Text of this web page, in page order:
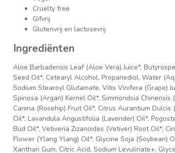
Cruelty free
Gifvrij
Glutenvrij en lactosevrij
Ingrediënten
Aloe Barbadensis Leaf (Aloe Vera) Juice*,
Seed Oil*, Cetearyl Alcohol, Propanediol, Water
Sodium Stearoyl Glutamate, Vitis Vinifera (Grape)
Spinosa (Argan) Kernel Oil*, Simmondsia Chinensis
Canina (Rosehip) Fruit Oil*, Citrus Aurantium
Oil*, Lavandula Angustifolia (Lavender) Oil*,
Bud Oil*, Vetiveria Zizanoides (Vetiver) Root Oil*,
Flower (Ylang Ylang) Oil*, Glycine Soja (Soybean)
Xanthan Gum, Citric Acid, Sodium Levulinate+,